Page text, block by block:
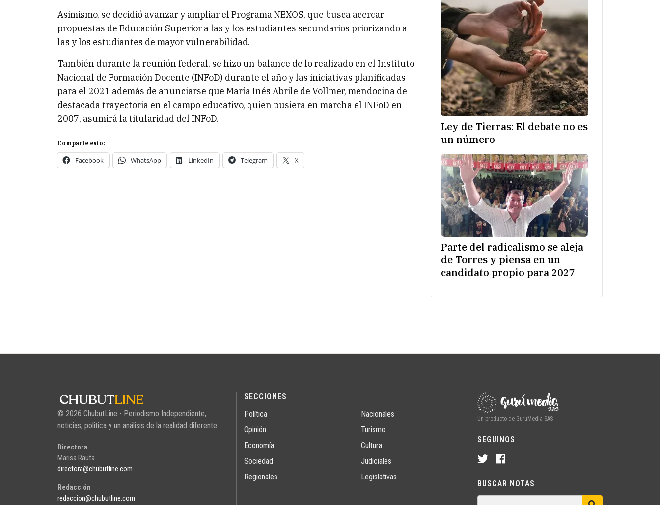
Asimismo, se decidió avanzar y ampliar el Programa NEXOS, que busca acercar
propuestas de Educación Superior a las y los estudiantes secundarios priorizando a
las y los estudiantes de mayor vulnerabilidad.
También durante la reunión federal, se hizo un balance de lo realizado en el Instituto
Nacional de Formación Docente (INFoD) durante el año y las iniciativas planificadas
para el 2021 además de anunciarse que María Inés Abrile de Vollmer, mendocina de
destacada trayectoria en el campo educativo, quien pusiera en marcha el INFoD en
2007, asumirá la titularidad del INFoD.
Comparte esto:
Facebook WhatsApp LinkedIn Telegram X
Ley de Tierras: El debate no es
un número
Parte del radicalismo se aleja
de Torres y piensa en un
candidato propio para 2027
© 2026 ChubutLine - Periodismo Independiente,
noticias, politica y un análisis de la realidad diferente.
Directora
Marisa Rauta
directora@chubutline.com
Redacción
redaccion@chubutline.com
SECCIONES
Política
Opinión
Economía
Sociedad
Regionales
Nacionales
Turismo
Cultura
Judiciales
Legislativas
Un producto de GuruMedia SAS
SEGUINOS
BUSCAR NOTAS